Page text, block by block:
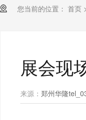
您当前的位置： 首页
展会现
来源： 郑州华隆